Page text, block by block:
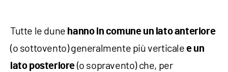
Tutte le dune hanno in comune un lato anteriore
(o sottovento) generalmente più verticalee un
lato posteriore (o sopravento) che, per